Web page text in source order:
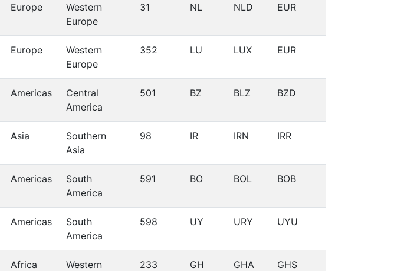
Europe
Western
Europe
31 NL NLD EUR
Europe
Western
Europe
352 LU LUX EUR
Americas
Central
America
501 BZ BLZ BZD
Asia
Southern
Asia
98 IR IRN IRR
Americas
South
America
591 BO BOL BOB
Americas
South
America
598 UY URY UYU
Africa
Western
233 GH GHA GHS